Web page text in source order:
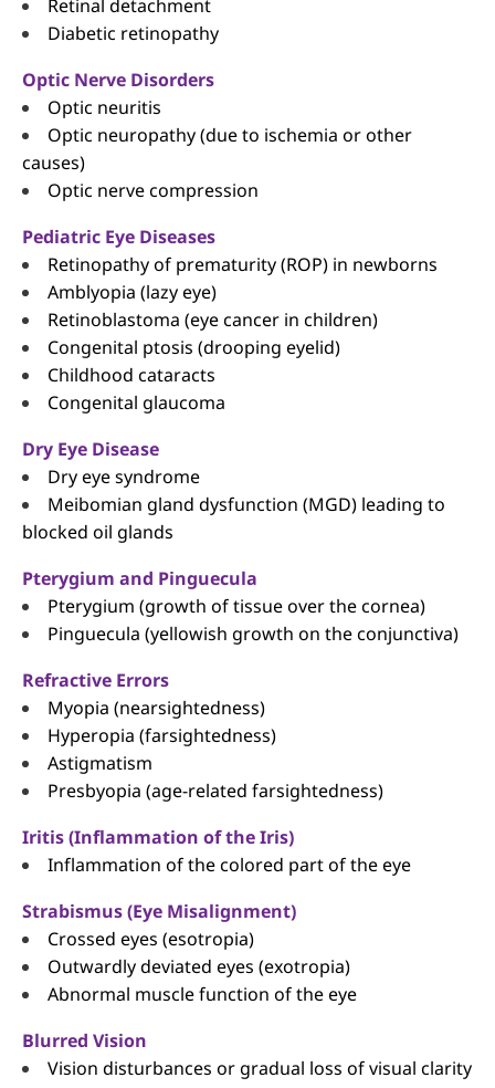
Retinal detachment
Diabetic retinopathy
Optic Nerve Disorders
Optic neuritis
Optic neuropathy (due to ischemia or other
causes)
Optic nerve compression
Pediatric Eye Diseases
Retinopathy of prematurity (ROP) in newborns
Amblyopia (lazy eye)
Retinoblastoma (eye cancer in children)
Congenital ptosis (drooping eyelid)
Childhood cataracts
Congenital glaucoma
Dry Eye Disease
Dry eye syndrome
Meibomian gland dysfunction (MGD) leading to
blocked oil glands
Pterygium and Pinguecula
Pterygium (growth of tissue over the cornea)
Pinguecula (yellowish growth on the conjunctiva)
Refractive Errors
Myopia (nearsightedness)
Hyperopia (farsightedness)
Astigmatism
Presbyopia (age-related farsightedness)
Iritis (Inflammation of the Iris)
Inflammation of the colored part of the eye
Strabismus (Eye Misalignment)
Crossed eyes (esotropia)
Outwardly deviated eyes (exotropia)
Abnormal muscle function of the eye
Blurred Vision
Vision disturbances or gradual loss of visual clarity